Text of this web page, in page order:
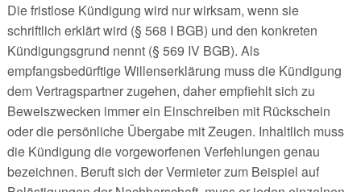
Die fristlose Kündigung wird nur wirksam, wenn sie
schriftlich erklärt wird (§ 568 I BGB) und den konkreten
Kündigungsgrund nennt (§ 569 IV BGB). Als
empfangsbedürftige Willenserklärung muss die Kündigung
dem Vertragspartner zugehen, daher empfiehlt sich zu
Beweiszwecken immer ein Einschreiben mit Rückschein
oder die persönliche Übergabe mit Zeugen. Inhaltlich muss
die Kündigung die vorgeworfenen Verfehlungen genau
bezeichnen. Beruft sich der Vermieter zum Beispiel auf